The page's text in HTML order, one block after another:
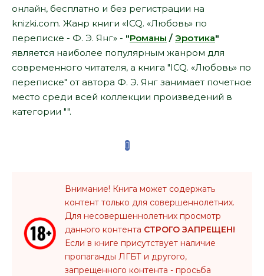
онлайн, бесплатно и без регистрации на
knizki.com. Жанр книги «ICQ. «Любовь» по
переписке - Ф. Э. Янг» - "Романы / Эротика"
является наиболее популярным жанром для
современного читателя, а книга "ICQ. «Любовь» по
переписке" от автора Ф. Э. Янг занимает почетное
место среди всей коллекции произведений в
категории "".
Внимание! Книга может содержать
контент только для совершеннолетних.
Для несовершеннолетних просмотр
данного контента СТРОГО ЗАПРЕЩЕН!
Если в книге присутствует наличие
пропаганды ЛГБТ и другого,
запрещенного контента - просьба